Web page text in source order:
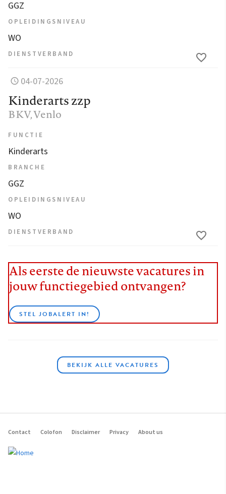
GGZ
OPLEIDINGSNIVEAU
WO
DIENSTVERBAND
04-07-2026
Kinderarts zzp
BKV, Venlo
FUNCTIE
Kinderarts
BRANCHE
GGZ
OPLEIDINGSNIVEAU
WO
DIENSTVERBAND
Als eerste de nieuwste vacatures in
jouw functiegebied ontvangen?
STEL JOBALERT IN!
BEKIJK ALLE VACATURES
Footer
navigation
Contact Colofon Disclaimer Privacy About us